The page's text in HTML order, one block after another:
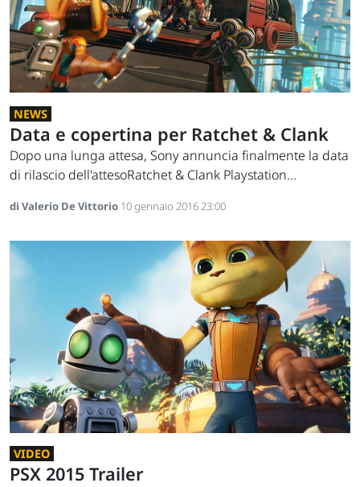
NEWS
Data e copertina per Ratchet & Clank
Dopo una lunga attesa, Sony annuncia finalmente la data
di rilascio dell'attesoRatchet & Clank Playstation...
di Valerio De Vittorio 10 gennaio 2016 23:00
VIDEO
PSX 2015 Trailer